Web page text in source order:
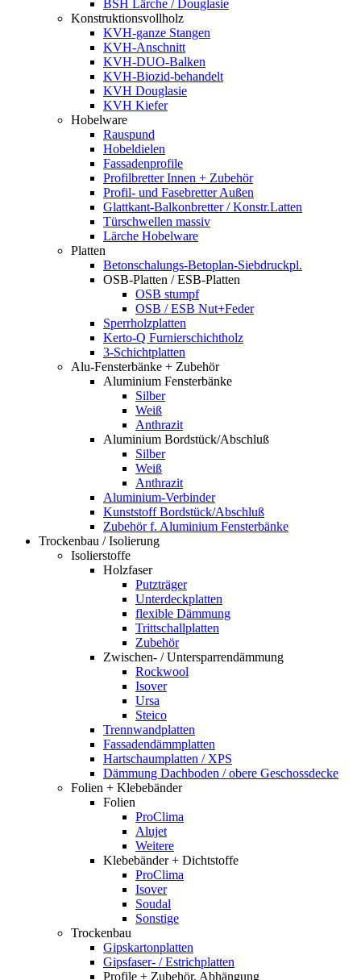
BSH Lärche / Douglasie
Konstruktionsvollholz
KVH-ganze Stangen
KVH-Anschnitt
KVH-DUO-Balken
KVH-Biozid-behandelt
KVH Douglasie
KVH Kiefer
Hobelware
Rauspund
Hobeldielen
Fassadenprofile
Profilbretter Innen + Zubehör
Profil- und Fasebretter Außen
Glattkant-Balkonbretter / Konstr.Latten
Türschwellen massiv
Lärche Hobelware
Platten
Betonschalungs-Betoplan-Siebdruckpl.
OSB-Platten / ESB-Platten
OSB stumpf
OSB / ESB Nut+Feder
Sperrholzplatten
Kerto-Q Furnierschichtholz
3-Schichtplatten
Alu-Fensterbänke + Zubehör
Aluminium Fensterbänke
Silber
Weiß
Anthrazit
Aluminium Bordstück/Abschluß
Silber
Weiß
Anthrazit
Aluminium-Verbinder
Kunststoff Bordstück/Abschluß
Zubehör f. Aluminium Fensterbänke
Trockenbau / Isolierung
Isolierstoffe
Holzfaser
Putzträger
Unterdeckplatten
flexible Dämmung
Trittschallplatten
Zubehör
Zwischen- / Untersparrendämmung
Rockwool
Isover
Ursa
Steico
Trennwandplatten
Fassadendämmplatten
Hartschaumplatten / XPS
Dämmung Dachboden / obere Geschossdecke
Folien + Klebebänder
Folien
ProClima
Alujet
Weitere
Klebebänder + Dichtstoffe
ProClima
Isover
Soudal
Sonstige
Trockenbau
Gipskartonplatten
Gipsfaser- / Estrichplatten
Profile + Zubehör, Abhängung